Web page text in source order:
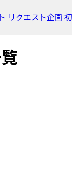
リクエスト企画 初